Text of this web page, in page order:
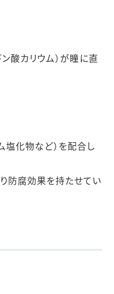
酸カリウム）が瞳に直
塩化物など）を配合し
防腐効果を持たせてい